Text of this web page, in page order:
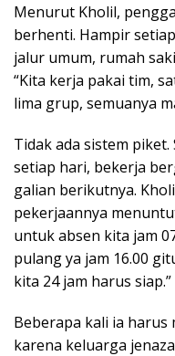
Menurut Kholil,
berhenti. Hampir
jalur umum, rumah
“Kita kerja pakai tim,
lima grup, semuanya
Tidak ada sistem
setiap hari, bekerja
galian berikutnya.
pekerjaannya
untuk absen kita jam
pulang ya jam 16.00
kita 24 jam harus siap.”
Beberapa kali ia harus
karena keluarga